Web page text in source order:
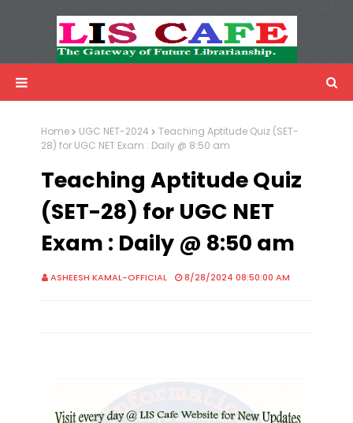
Advertisemnet
Home UGC NET-2024
Teaching Aptitude Quiz (SET-
28) for UGC NET Exam : Daily @ 8:50 am
Teaching Aptitude Quiz
(SET-28) for UGC NET
Exam : Daily @ 8:50 am
ASHEESH KAMAL-OFFICIAL 8/28/2024 08:50:00 AM